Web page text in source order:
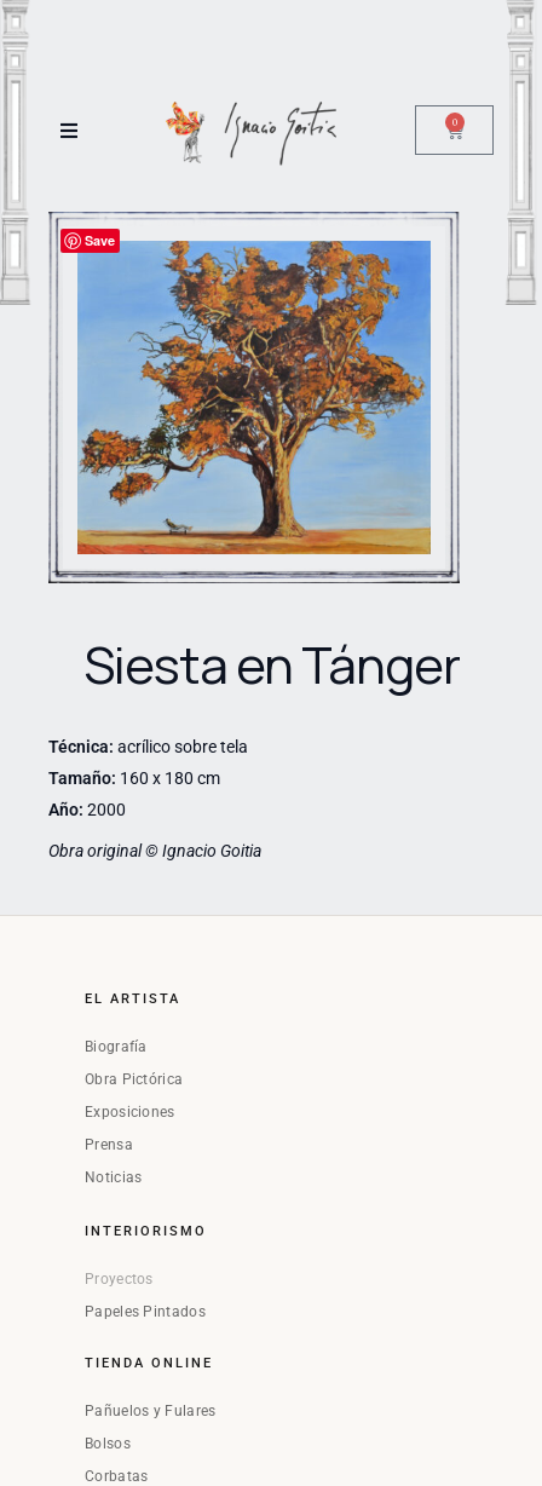
0
Save
Siesta en Tánger
Técnica: acrílico sobre tela
Tamaño: 160 x 180 cm
Año: 2000
Obra original © Ignacio Goitia
EL ARTISTA
Biografía
Obra Pictórica
Exposiciones
Prensa
Noticias
INTERIORISMO
Proyectos
Papeles Pintados
TIENDA ONLINE
Pañuelos y Fulares
Bolsos
Corbatas